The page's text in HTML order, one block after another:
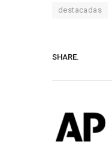
destacadas
SHARE.